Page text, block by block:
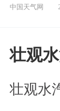
中国天气网
壮观
壮观水